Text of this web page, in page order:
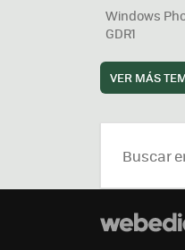
Windows
GDR1
VER MÁS